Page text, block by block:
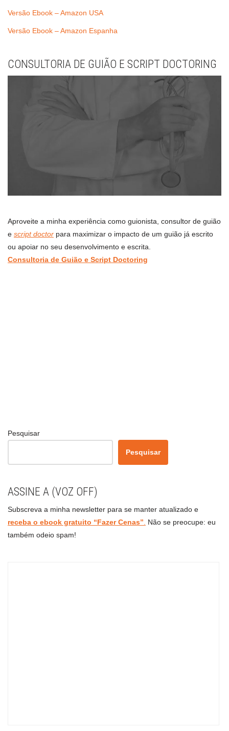
Versão Ebook – Amazon USA
Versão Ebook – Amazon Espanha
CONSULTORIA DE GUIÃO E SCRIPT DOCTORING
Aproveite a minha experiência como guionista, consultor de guião
e script doctor para maximizar o impacto de um guião já escrito
ou apoiar no seu desenvolvimento e escrita.
Consultoria de Guião e Script Doctoring
Pesquisar
Pesquisar
ASSINE A (VOZ OFF)
Subscreva a minha newsletter para se manter atualizado e
receba o ebook gratuito “Fazer Cenas”
Não se preocupe: eu
também odeio spam!